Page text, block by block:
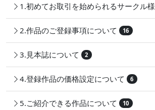
1.初めてお取引を始められるサークル様
2.作品のご登録事項について 16
3.見本誌について 2
4.登録作品の価格設定について 6
5.ご紹介できる作品について 10